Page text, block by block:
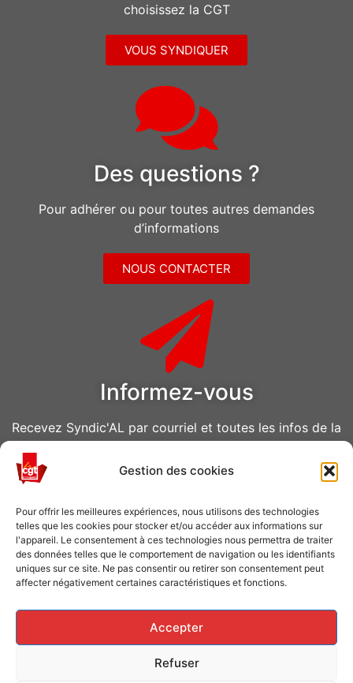
Gestion des cookies
Pour offrir les meilleures expériences, nous utilisons des technologies
telles que les cookies pour stocker et/ou accéder aux informations sur
l'appareil. Le consentement à ces technologies nous permettra de traiter
des données telles que le comportement de navigation ou les identifiants
uniques sur ce site. Ne pas consentir ou retirer son consentement peut
affecter négativement certaines caractéristiques et fonctions.
Accepter
Refuser
choisissez la CGT
VOUS SYNDIQUER
Des questions ?
Pour adhérer ou pour toutes autres demandes
d’informations
NOUS CONTACTER
Informez-vous
Recevez Syndic'AL par courriel et toutes les infos de la
Caisse de grève
Soutenir les grévistes en luttes ? Faites un don à la
Caisse de solidarité !